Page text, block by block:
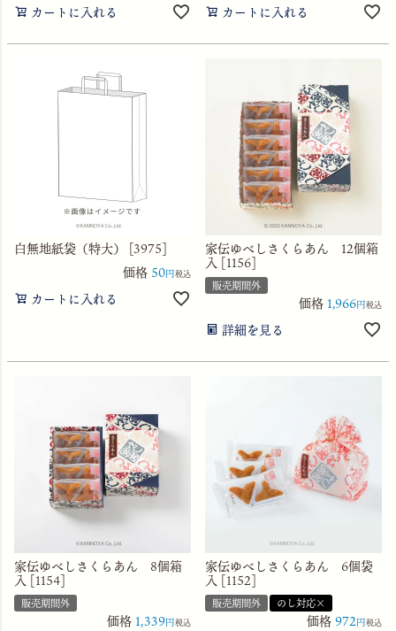
カートに入れる カートに入れる
白無地紙袋（特大） [3975]
価格 50 税込
カートに入れる
家伝ゆべしさくらあん 12個箱
入 [1156]
販売期間外
価格 1,966 税込
詳細を見る
家伝ゆべしさくらあん 8個箱
入 [1154]
販売期間外
価格 1,339 税込
家伝ゆべしさくらあん 6個袋
入 [1152]
販売期間外 のし対応×
価格972 税込